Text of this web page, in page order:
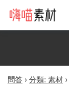
問答 › 分類: 素材 ›